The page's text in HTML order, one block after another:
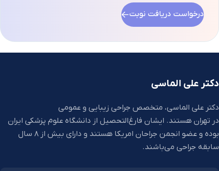
درخواست دریافت نوبت
دکتر علی الماسی
دکتر علی الماسی، متخصص جراحی زیبایی و عمومی
در تهران هستند. ایشان فارغ‌التحصیل از دانشگاه علوم پزشکی ایران
بوده و عضو انجمن جراحان امریکا هستند و دارای بیش از 8 سال
سابقه جراحی می‌باشند.